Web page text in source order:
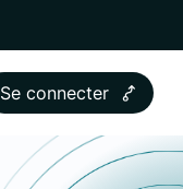
Se connecter